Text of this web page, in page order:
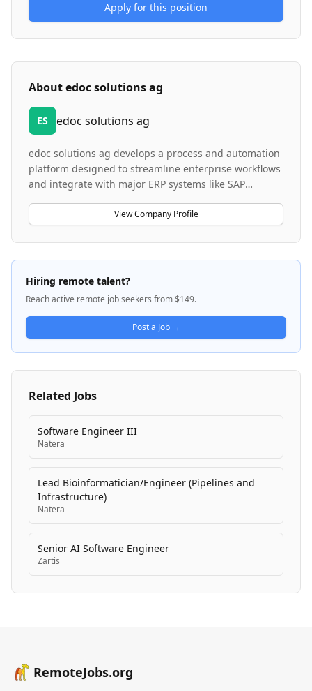
Apply for this position
Aboutedoc solutions ag
ES edoc solutions ag
edoc solutions ag develops a process and automation
platform designed to streamline enterprise workflows
and integrate with major ERP systems like SAP
company builds full-stack web applications using PHP
and modern frontend technologies like React, with a
focus on containerized deployments using Docker and
Kubernetes. Their platform serves as a foundation for
agile teams across organizations to automate complex
business processes and enhance operational
efficiency.
View Company Profile
Hiring remote talent?
Reach active remote job seekers from $149.
Post a Job →
Related Jobs
Software Engineer III
Natera
Lead Bioinformatician/Engineer (Pipelines and
Infrastructure)
Natera
Senior AI Software Engineer
Zartis
RemoteJobs.org